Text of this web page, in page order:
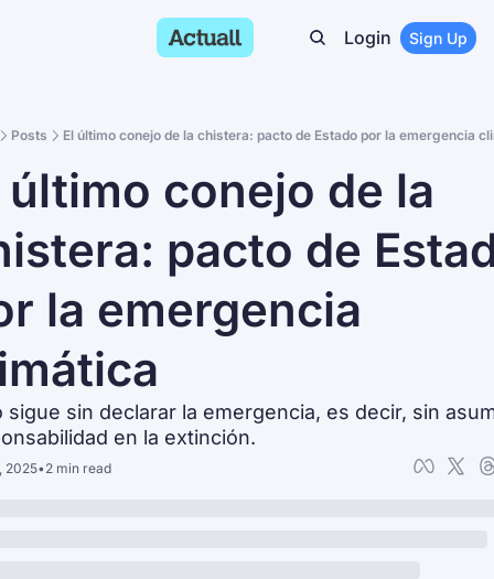
Login Sign Up
Posts El último conejo de la chistera: pacto de Estado por la emergencia
último conejo de la
pacto de
la emergencia
sigue sin declarar la emergencia, es decir, sin
en la extinción.
2025•2 min read